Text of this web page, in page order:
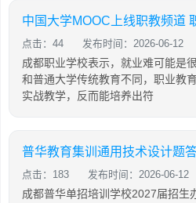
中国大学MOOC上线职教频道
点击：44 发布时间：2026-06-12
成都职业学校表示，就业难可能是
和普通大学传统教育不同，职业教
实战教学，反而能培养出符
普华教育集训通用技术设计题
点击：183 发布时间：2026-06-12
成都普华单招培训学校2027届招生